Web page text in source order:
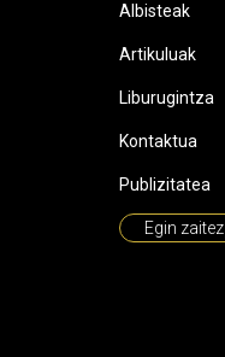
Albisteak
Artikuluak
Liburugintza
Kontaktua
Publizitatea
Egin zaitez